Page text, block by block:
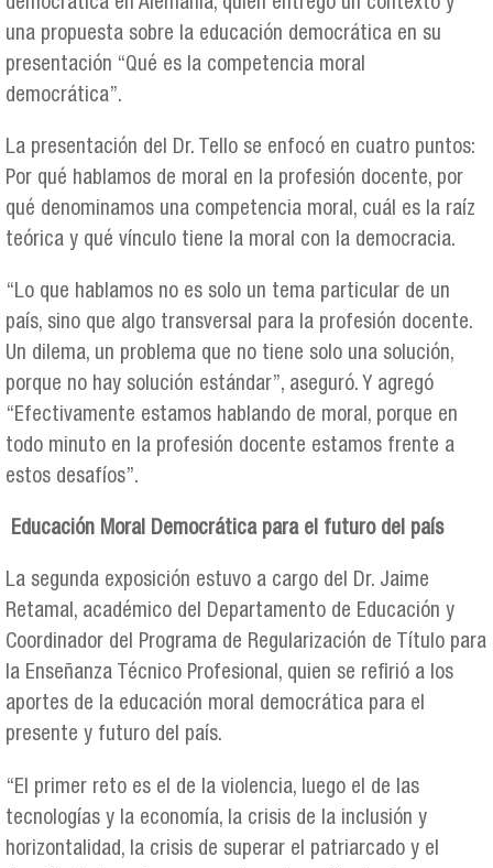
una propuesta sobre la educación democrática en su
presentación “Qué es la competencia moral
democrática”.
La presentación del Dr. Tello se enfocó en cuatro puntos:
Por qué hablamos de moral en la profesión docente, por
qué denominamos una competencia moral, cuál es la raíz
teórica y qué vínculo tiene la moral con la democracia.
“Lo que hablamos no es solo un tema particular de un
país, sino que algo transversal para la profesión docente.
Un dilema, un problema que no tiene solo una solución,
porque no hay solución estándar”, aseguró. Y agregó
“Efectivamente estamos hablando de moral, porque en
todo minuto en la profesión docente estamos frente a
estos desafíos”.
Educación Moral Democrática para el futuro del país
La segunda exposición estuvo a cargo del Dr. Jaime
Retamal, académico del Departamento de Educación y
Coordinador del Programa de Regularización de Título para
la Enseñanza Técnico Profesional, quien se refirió a los
aportes de la educación moral democrática para el
presente y futuro del país.
“El primer reto es el de la violencia, luego el de las
tecnologías y la economía, la crisis de la inclusión y
horizontalidad, la crisis de superar el patriarcado y el